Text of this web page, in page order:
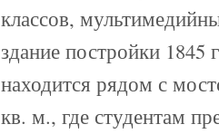
классов,
здание постройки 1845
находится рядом с
кв. м., где студентам